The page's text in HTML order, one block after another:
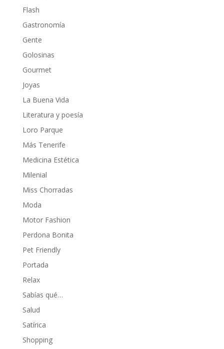
Flash
Gastronomía
Gente
Golosinas
Gourmet
Joyas
La Buena Vida
Literatura y poesía
Loro Parque
Más Tenerife
Medicina Estética
Milenial
Miss Chorradas
Moda
Motor Fashion
Perdona Bonita
Pet Friendly
Portada
Relax
Sabías qué…
Salud
Satírica
Shopping